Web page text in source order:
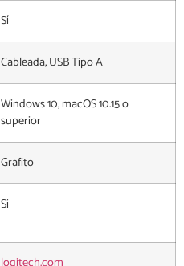
Sí
Cableada, USB Tipo A
Windows 10, macOS 10.15 o
superior
Grafito
Sí